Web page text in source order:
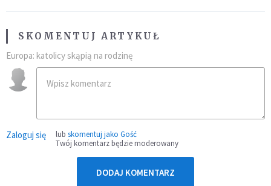
SKOMENTUJ ARTYKUŁ
Europa: katolicy skąpią na rodzinę
Zaloguj się lub skomentuj jako Gość
Twój komentarz będzie moderowany
DODAJ KOMENTARZ